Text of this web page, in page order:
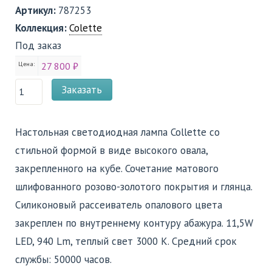
Артикул: 787253
Коллекция:Colette
Под заказ
Цена: 27 800 ₽
Заказать
Настольная светодиодная лампа Collette со
стильной формой в виде высокого овала,
закрепленного на кубе. Сочетание матового
шлифованного розово-золотого покрытия и глянца.
Силиконовый рассеиватель опалового цвета
закреплен по внутреннему контуру абажура. 11,5W
LED, 940 Lm, теплый свет 3000 K. Средний срок
службы: 50000 часов.